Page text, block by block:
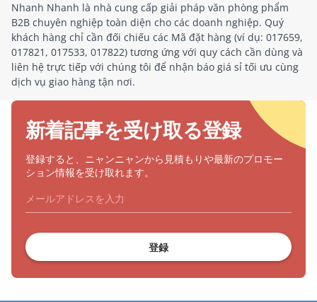
Nhanh Nhanh là nhà cung cấp giải pháp văn phòng phẩm
B2B chuyên nghiệp toàn diện cho các doanh nghiệp. Quý
khách hàng chỉ cần đối chiếu các Mã đặt hàng (ví dụ: 017659,
017821, 017533, 017822) tương ứng với quy cách cần dùng và
liên hệ trực tiếp với chúng tôi để nhận báo giá sỉ tối ưu cùng
dịch vụ giao hàng tận nơi.
新着記事を受け取る登録
登録すると、ニャンニャンから見積もりや最新のプロモー
ション情報を受け取れます。
登録